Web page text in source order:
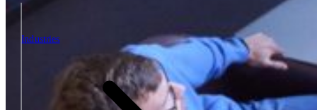
Industries